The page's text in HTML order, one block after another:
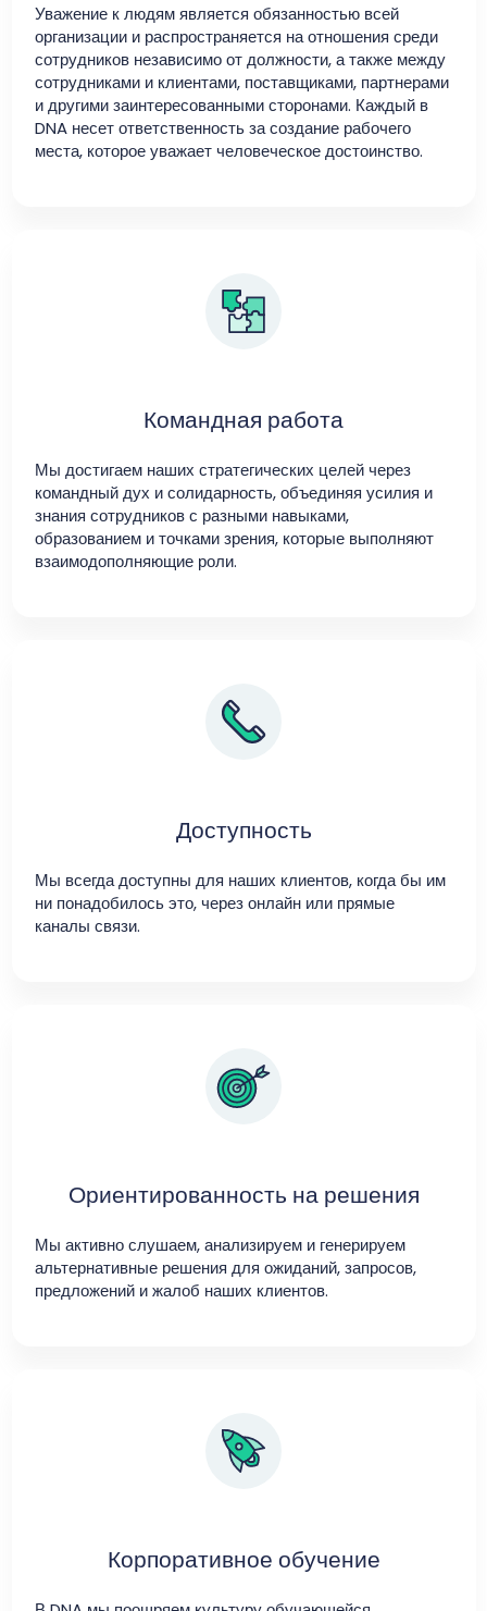
Уважение к людям является обязанностью всей
организации и распространяется на отношения среди
сотрудников независимо от должности, а также между
сотрудниками и клиентами, поставщиками, партнерами
и другими заинтересованными сторонами. Каждый в
DNA несет ответственность за создание рабочего
места, которое уважает человеческое достоинство.
Командная работа
Мы достигаем наших стратегических целей через
командный дух и солидарность, объединяя усилия и
знания сотрудников с разными навыками,
образованием и точками зрения, которые выполняют
взаимодополняющие роли.
Доступность
Мы всегда доступны для наших клиентов, когда бы им
ни понадобилось это, через онлайн или прямые
каналы связи.
Ориентированность на решения
Мы активно слушаем, анализируем и генерируем
альтернативные решения для ожиданий, запросов,
предложений и жалоб наших клиентов.
Корпоративное обучение